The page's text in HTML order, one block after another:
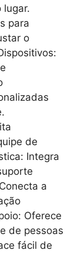
lugar.
para
o
de
Integra
a
Oferece
de pessoas
fácil de